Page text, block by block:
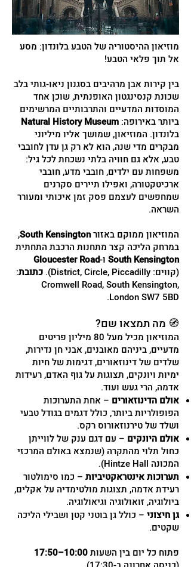
מוזיאון ההיסטוריה של הטבע בלונדון: מסע
אל תוך פלאי הטבע!
בין קירות אבן מרהיבים בסגנון ניאו-גותי בלב
שכונת קנסינגטון האופנתית, שוכן אחד
המוסדות המדעיים והתרבותיים המרשימים
ביותר באירופה: Natural History Museum
בלונדון. המוזיאון, שמושך אליו מיליוני
מבקרים מדי שנה, הוא לא רק גן עדן לחובבי
טבע, אלא גם חוויה בלתי נשכחת לכל גיל:
משפחות עם ילדים, חובבי מדע, חובבי
ארכיטקטורה, ואפילו תיירים סקרנים
שמחפשים לעצמם פסק זמן איכותי ומעורר
השראה.
המוזיאון ממוקם באזורSouth Kensington
,
במרחק הליכה קצר מתחנות הרכבת התחתית
South Kensington ו-Gloucester Road
(קווים: District, Circle, Piccadilly).
כתובת:
Cromwell Road, South Kensington,
London SW7 5BD.
🧭 מה תמצאו שם?
המוזיאון מכיל מעל 80 מיליון פריטים
מדעיים, ביניהם מאובנים, אבני חן נדירות,
שלדים של דינוזאורים, דגימות של חיות
ימיות ויונקים, תצוגות על גוף האדם, רעידות
אדמה, הרי געש ועוד.
אולם הדינוזאורים – אחת התערוכות
הפופולריות ביותר, כולל דגמים בגודל טבעי
ושלד של טירנוזאורוס רקס.
אולם היונקים – עם דגם ענק של לווייתן
כחול תלוי מהתקרה (שנמצא באולם המרכזי
המכונה Hintze Hall).
תערוכות אינטראקטיביות – כמו סימולטור
רעידת אדמה, תצוגות מולטימדיה על אקלים,
ביולוגיה, זואולוגיה וגיאולוגיה.
גן חיצוני – כולל גן בוטני קטן ושבילי הליכה
שקטים.
פתוח כל יום בין השעות10:00–17:50